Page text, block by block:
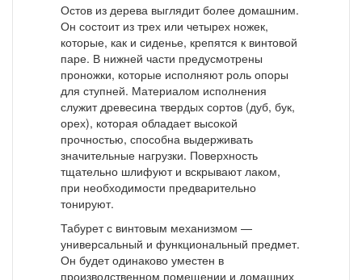
Остов из дерева выглядит более домашним.
Он состоит из трех или четырех ножек,
которые, как и сиденье, крепятся к винтовой
паре. В нижней части предусмотрены
проножки, которые исполняют роль опоры
для ступней. Материалом исполнения
служит древесина твердых сортов (дуб, бук,
орех), которая обладает высокой
прочностью, способна выдерживать
значительные нагрузки. Поверхность
тщательно шлифуют и вскрывают лаком,
при необходимости предварительно
тонируют.
Табурет с винтовым механизмом —
универсальный и функциональный предмет.
Он будет одинаково уместен в
производственном помещении и домашних